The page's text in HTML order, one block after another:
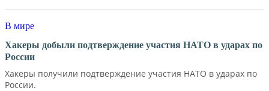
В мире
Хакеры добыли подтверждение участия НАТО в ударах по
России
Хакеры получили подтверждение участия НАТО в ударах по
России.